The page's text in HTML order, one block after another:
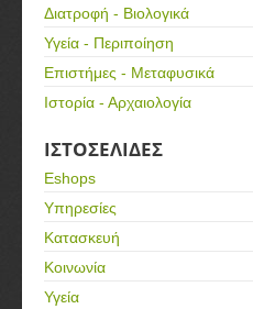
Διατροφή - Βιολογικά
Υγεία - Περιποίηση
Επιστήμες - Μεταφυσικά
Ιστορία - Αρχαιολογία
ΙΣΤΟΣΕΛΙΔΕΣ
Eshops
Υπηρεσίες
Κατασκευή
Κοινωνία
Υγεία